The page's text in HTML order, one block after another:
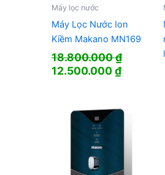
Máy lọc nước
Máy Lọc Nước Ion
Kiềm Makano MN169
18.800.000₫
Giá
18.800.000 ₫.
12.500.000₫Giá
là: